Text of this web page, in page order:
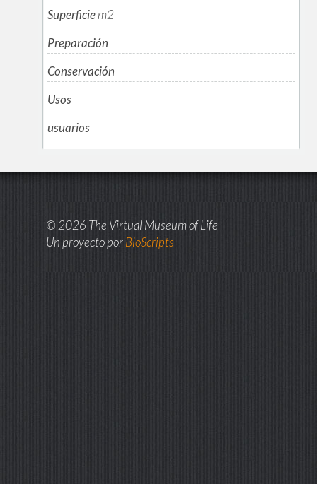
Superficiem2
Preparación
Conservación
Usos
usuarios
© 2026 The Virtual Museum of Life
Un proyecto porBioScripts